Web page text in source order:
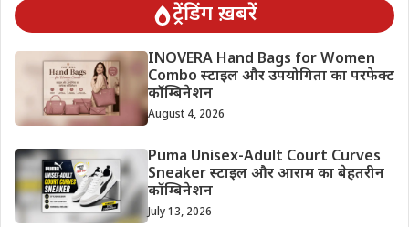
ट्रेंडिंग ख़बरें
INOVERA Hand Bags for Women
Combo स्टाइल और उपयोगिता का परफेक्ट
कॉम्बिनेशन
August 4, 2026
Puma Unisex-Adult Court Curves
Sneaker स्टाइल और आराम का बेहतरीन
कॉम्बिनेशन
July 13, 2026